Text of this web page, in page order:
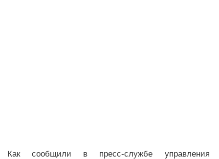
Как сообщили в пресс-службе управления